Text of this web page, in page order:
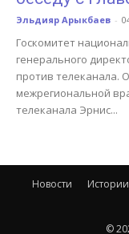
Эльдияр Арыкбаев -
Госкомитет
генерального
против телеканала.
межрегиональной
телеканала Эрнис...
Новости Истории
©